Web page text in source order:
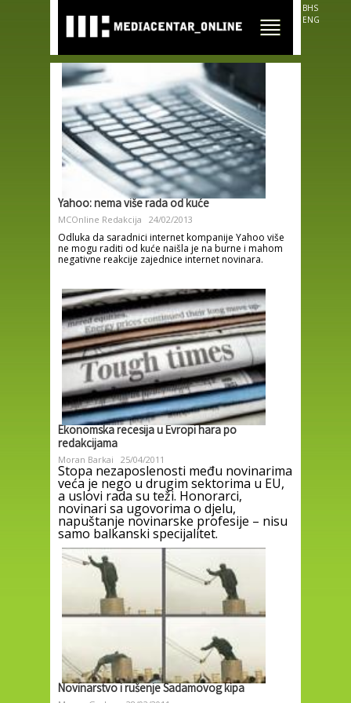
main
content
BHS
ENG
Yahoo: nema više rada od kuće
MCOnline Redakcija 24/02/2013
Odluka da saradnici internet kompanije Yahoo više
ne mogu raditi od kuće naišla je na burne i mahom
negativne reakcije zajednice internet novinara.
Ekonomska recesija u Evropi hara po
redakcijama
Moran Barkai 25/04/2011
Stopa nezaposlenosti među novinarima
veća je nego u drugim sektorima u EU,
a uslovi rada su teži. Honorarci,
novinari sa ugovorima o djelu,
napuštanje novinarske profesije – nisu
samo balkanski specijalitet.
Novinarstvo i rušenje Sadamovog kipa